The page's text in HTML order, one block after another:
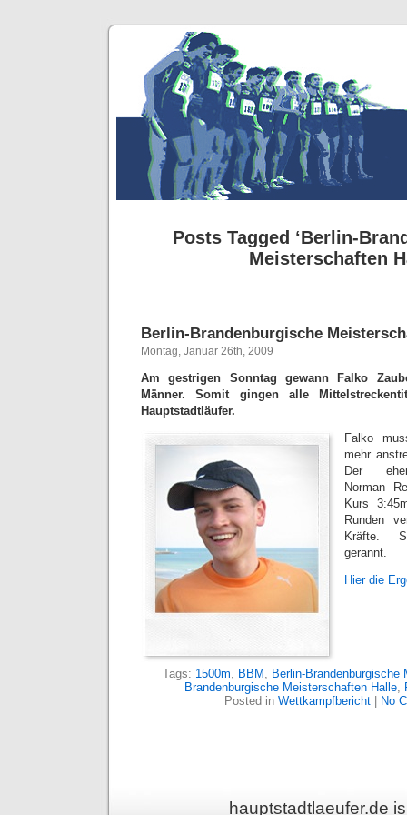
Posts Tagged ‘Berlin-
Meisterschaften
Berlin-Brandenburgische
Montag, Januar 26th, 2009
Am gestrigen Sonntag gewann Falko
Männer. Somit gingen alle
Hauptstadtläufer.
Falko
mehr
Der
Norman
Kurs
Runden
Kräfte.
gerannt.
Hier die
Tags: 1500m, BBM , Berlin-Brandenburgische
Brandenburgische Meisterschaften Halle,
Posted in Wettkampfbericht No
hauptstadtlaeufer.de